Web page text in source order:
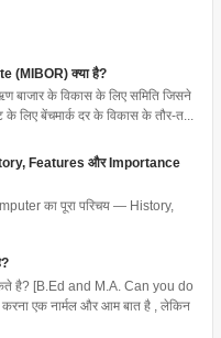
(MIBOR) क्या है?
के विकास के लिए समिति जिसने
लिए बेंचमार्क दर के विकास के तौर-त...
Features और Importance
का पूरा परिचय — History,
है? [B.Ed and M.A. Can you do
एक नार्मल और आम बात है , लेकिन